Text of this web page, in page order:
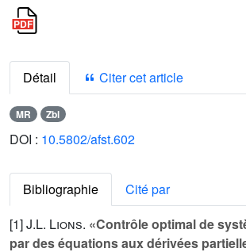
Détail Citer cet article
MR Zbl
DOI : 10.5802/afst.602
Bibliographie
Cité par
[1]J.L. Lions. «Contrôle optimal de
par des équations aux dérivées